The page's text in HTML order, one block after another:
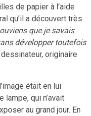
de papier à l’aide
qu’il a découvert très
que je savais
développer toutefois
originaire
était en lui
lampe, qui n’avait
au grand jour. En